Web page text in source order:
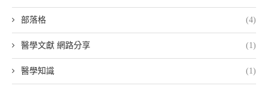
部落格 (4)
醫學文獻 網路分享 (1)
醫學知識 (1)